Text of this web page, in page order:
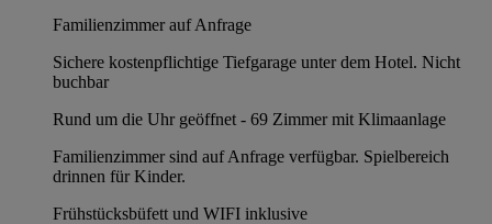
Familienzimmer auf Anfrage
Sichere kostenpflichtige Tiefgarage unter dem Hotel. Nicht
buchbar
Rund um die Uhr geöffnet - 69 Zimmer mit Klimaanlage
Familienzimmer sind auf Anfrage verfügbar. Spielbereich
drinnen für Kinder.
Frühstücksbüfett und WIFI inklusive